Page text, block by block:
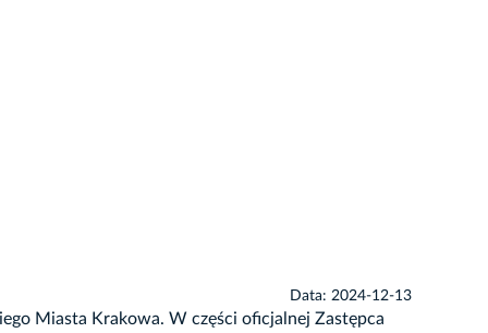
Data: 2024-12-13
Miasta Krakowa. W części oficjalnej Zastępca